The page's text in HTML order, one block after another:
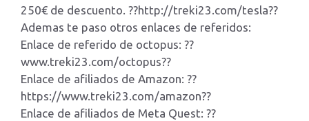
250€ de descuento. ??http://treki23.com/tesla??
Ademas te paso otros enlaces de referidos:
Enlace de referido de octopus: ??
www.treki23.com/octopus??
Enlace de afiliados de Amazon: ??
https://www.treki23.com/amazon??
Enlace de afiliados de Meta Quest: ??